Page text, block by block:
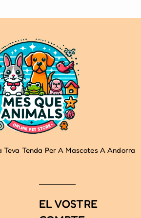
Teva Tenda Per A Mascotes A Andorra
EL VOSTRE